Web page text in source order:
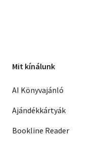
Mit kínálunk
AI Könyvajánló
Ajándékkártyák
Bookline Reader